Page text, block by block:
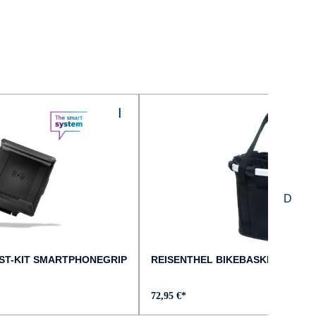
KIT SMARTPHONEGRIP REISENTHEL BIKEBASKET
72,95 €*